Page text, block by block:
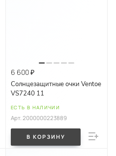
6 600 ₽
Солнцезащитные очки Ventoe
VS7240 11
ЕСТЬ В НАЛИЧИИ
Арт. 2000000223889
В КОРЗИНУ